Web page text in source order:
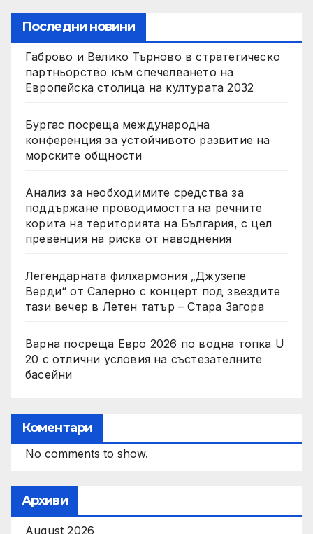
Последни новини
Габрово и Велико Търново в стратегическо
партньорство към спечелването на
Европейска столица на културата 2032
Бургас посреща международна
конференция за устойчивото развитие на
морските общности
Анализ за необходимите средства за
поддържане проводимостта на речните
корита на територията на България, с цел
превенция на риска от наводнения
Легендарната филхармония „Джузепе
Верди“ от Салерно с концерт под звездите
тази вечер в Летен татър – Стара Загора
Варна посреща Евро 2026 по водна топка U
20 с отлични условия на състезателните
басейни
Коментари
No comments to show.
Архиви
August 2026